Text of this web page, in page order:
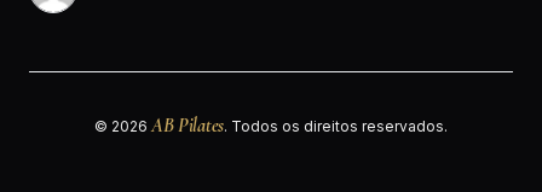
© 2026AB Pilates. Todos os direitos reservados.